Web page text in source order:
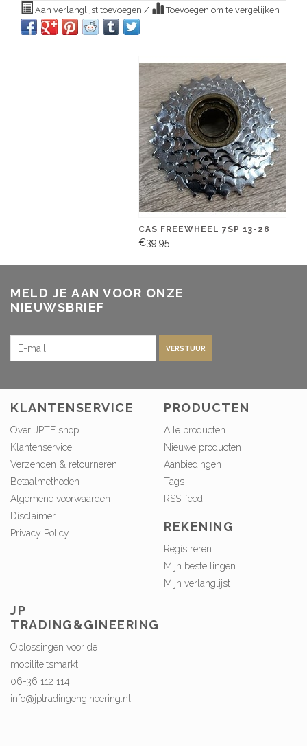
Aan verlanglijst toevoegen / Toevoegen om te vergelijken
CAS FREEWHEEL 7SP 13-28
€39,95
MELD JE AAN VOOR ONZE
NIEUWSBRIEF
VERSTUUR
KLANTENSERVICE
Over JPTE shop
Klantenservice
Verzenden & retourneren
Betaalmethoden
Algemene voorwaarden
Disclaimer
Privacy Policy
PRODUCTEN
Alle producten
Nieuwe producten
Aanbiedingen
Tags
RSS-feed
REKENING
Registreren
Mijn bestellingen
Mijn verlanglijst
JP
TRADING&GINEERING
Oplossingen voor de
mobiliteitsmarkt
06-36 112 114
info@jptradingengineering.nl